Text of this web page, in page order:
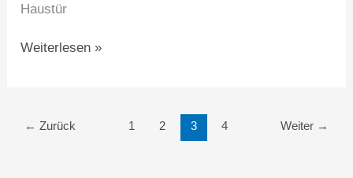
Haustür
Weiterlesen »
← Zurück 1 2 3 4 Weiter →